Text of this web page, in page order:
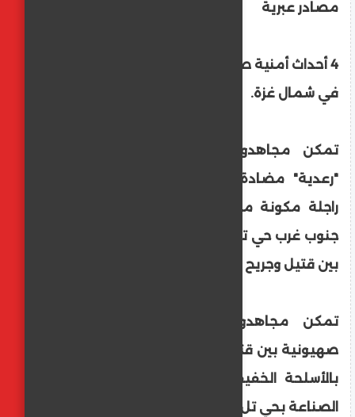
مصادر عبرية
4 أحداث أمنية صعبة تعرضت لها قوات الجيش
في شمال غزة.
تمكن مجاهدو القسام من تفجير عبوة
"رعدية" مضادة للأفراد في قوة صهيوينة
جنوب غرب حي تل الهوا بمدينة غزة وإيقاعهم
بين قتيل وجريح
تمكن مجاهدو القسام من إيقاع قوة
صهيونية بين قتيل وجريح بعد الاشتباك معها
بالأسلحة الخفيفة والمتوسطة في منطقة
الصناعة بحي تل الهوا غرب مدينة غزة